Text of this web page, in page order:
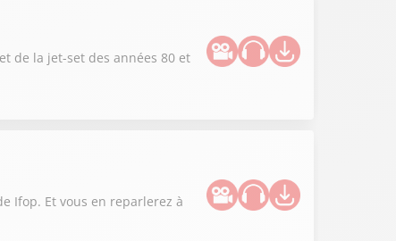
de la jet-set des années 80 et
Ifop. Et vous en reparlerez à